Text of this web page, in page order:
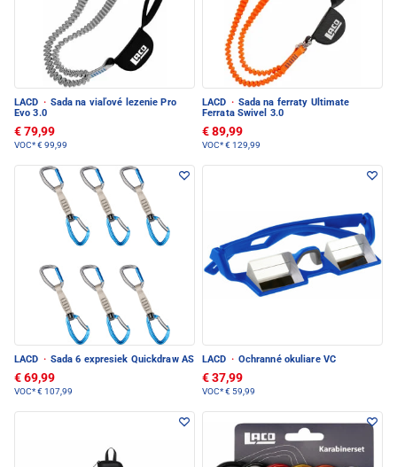
LACD · Sada na viaľové lezenie Pro
Evo 3.0
€ 79,99
VOC*€ 99,99
LACD · Sada na ferraty Ultimate
Ferrata Swivel 3.0
€ 89,99
VOC*€ 129,99
LACD · Sada 6 expresiek Quickdraw AS
€ 69,99
VOC*€ 107,99
LACD · Ochranné okuliare VC
€ 37,99
VOC*€ 59,99